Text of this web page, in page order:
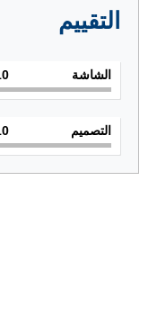
التقييم
الشاشة
التصميم